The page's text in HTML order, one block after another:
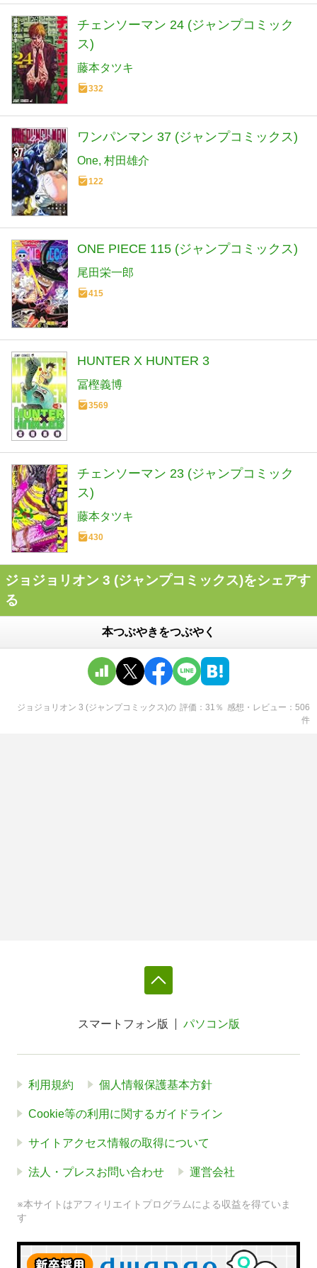
チェンソーマン 24 (ジャンプコミック
ス)
藤本タツキ
332
ワンパンマン 37 (ジャンプコミックス)
One 村田雄介
122
ONE PIECE 115 (ジャンプコミックス)
尾田栄一郎
415
HUNTER X HUNTER 3
冨樫義博
3569
チェンソーマン 23 (ジャンプコミック
ス)
藤本タツキ
430
ジョジョリオン 3 (ジャンプコミックス)をシェアす
る
本つぶやきをつぶやく
ジョジョリオン 3 (ジャンプコミックス)の 評価 31 ％ 感想・レビュー
506
件
スマートフォン版 パソコン版
利用規約 個人情報保護基本方針
Cookie等の利用に関するガイドライン
サイトアクセス情報の取得について
法人・プレスお問い合わせ 運営会社
※本サイトはアフィリエイトプログラムによる収益を得ていま
す